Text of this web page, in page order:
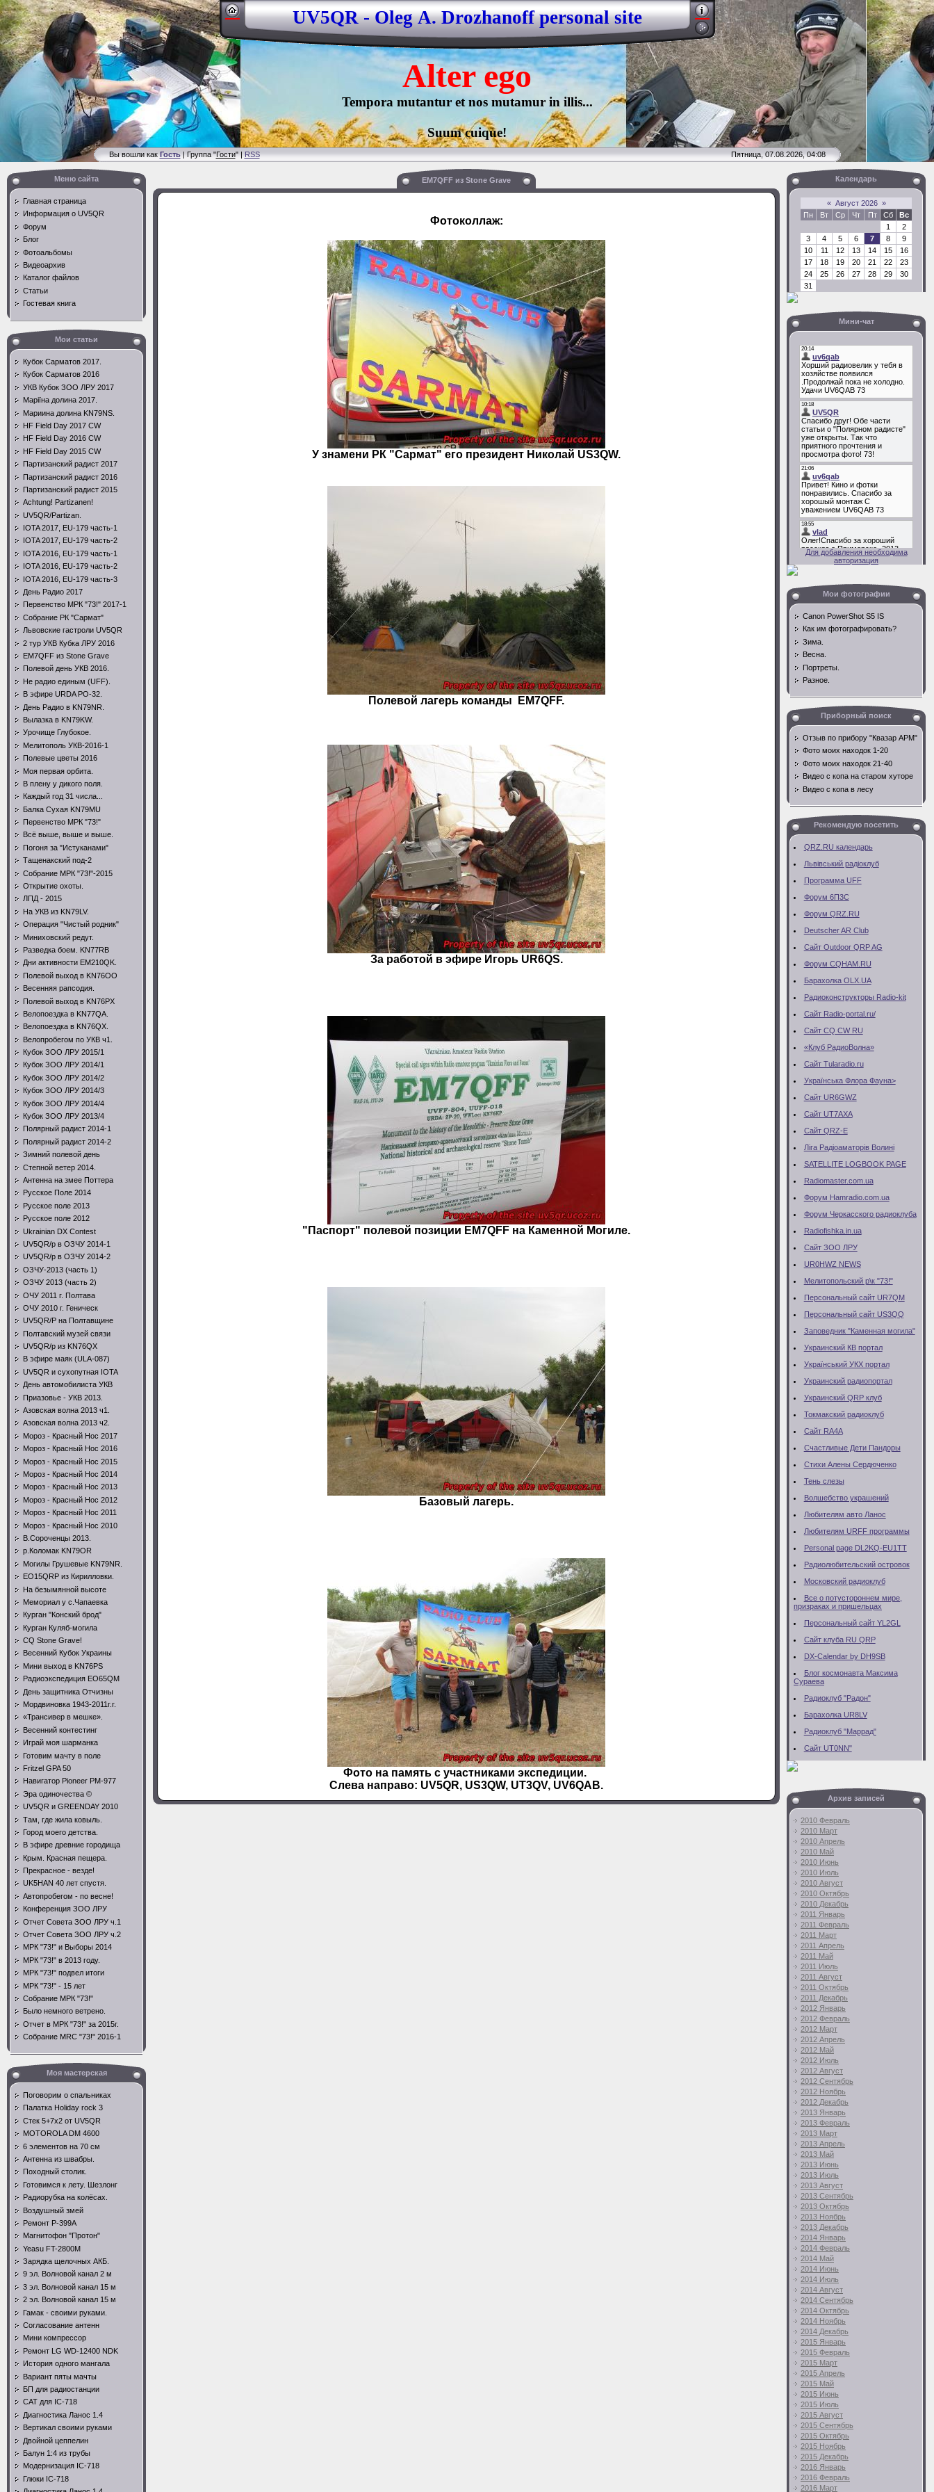
UV5QR - Oleg А. Drozhanoff personal site
Alter ego
Tempora mutantur et nos mutamur in illis...
Suum cuique!
Вы вошли какГость| Группа "Гости" |RSS Пятница, 07.08.2026, 04:08
Меню сайта
Главная страница
Информация о UV5QR
Форум
Блог
Фотоальбомы
Видеоархив
Каталог файлов
Статьи
Гостевая книга
Мои статьи
Кубок Сарматов 2017.
Кубок Сарматов 2016
УКВ Кубок ЗОО ЛРУ 2017
Маріїна долина 2017.
Мариина долина KN79NS.
HF Field Day 2017 CW
HF Field Day 2016 CW
HF Field Day 2015 CW
Партизанский радист 2017
Партизанский радист 2016
Партизанский радист 2015
Achtung! Partizanen!
UV5QR/Partizan.
IOTA 2017, EU-179 часть-1
IOTA 2017, EU-179 часть-2
IOTA 2016, EU-179 часть-1
IOTA 2016, EU-179 часть-2
IOTA 2016, EU-179 часть-3
День Радио 2017
Первенство МРК "73!" 2017-1
Собрание РК "Сармат"
Львовские гастроли UV5QR
2 тур УКВ Кубка ЛРУ 2016
EM7QFF из Stone Grave
Полевой день УКВ 2016.
Не радио единым (UFF).
В эфире URDA PO-32.
День Радио в KN79NR.
Вылазка в KN79KW.
Урочище Глубокое.
Мелитополь УКВ-2016-1
Полевые цветы 2016
Моя первая орбита.
В плену у дикого поля.
Каждый год 31 числа...
Балка Сухая KN79MU
Первенство МРК "73!"
Всё выше, выше и выше.
Погоня за "Истуканами"
Тащенакский под-2
Собрание МРК "73!"-2015
Открытие охоты.
ЛПД - 2015
На УКВ из KN79LV.
Операция "Чистый родник"
Миниховский редут.
Разведка боем. KN77RB
Дни активности EM210QK.
Полевой выход в KN76OO
Весенняя рапсодия.
Полевой выход в KN76PX
Велопоездка в KN77QA.
Велопоездка в KN76QX.
Велопробегом по УКВ ч1.
Кубок ЗОО ЛРУ 2015/1
Кубок ЗОО ЛРУ 2014/1
Кубок ЗОО ЛРУ 2014/2
Кубок ЗОО ЛРУ 2014/3
Кубок ЗОО ЛРУ 2014/4
Кубок ЗОО ЛРУ 2013/4
Полярный радист 2014-1
Полярный радист 2014-2
Зимний полевой день
Степной ветер 2014.
Антенна на змее Поттера
Русское Поле 2014
Русское поле 2013
Русское поле 2012
Ukrainian DX Contest
UV5QR/p в ОЗЧУ 2014-1
UV5QR/p в ОЗЧУ 2014-2
ОЗЧУ-2013 (часть 1)
ОЗЧУ 2013 (часть 2)
ОЧУ 2011 г. Полтава
ОЧУ 2010 г. Геническ
UV5QR/P на Полтавщине
Полтавский музей связи
UV5QR/p из KN76QX
В эфире маяк (ULA-087)
UV5QR и сухопутная IOTA
День автомобилиста УКВ
Приазовье - УКВ 2013.
Азовская волна 2013 ч1.
Азовская волна 2013 ч2.
Мороз - Красный Нос 2017
Мороз - Красный Нос 2016
Мороз - Красный Нос 2015
Мороз - Красный Нос 2014
Мороз - Красный Нос 2013
Мороз - Красный Нос 2012
Мороз - Красный Нос 2011
Мороз - Красный Нос 2010
В.Сороченцы 2013.
р.Коломак KN79OR
Могилы Грушевые KN79NR.
EO15QRP из Кирилловки.
На безымянной высоте
Мемориал у с.Чапаевка
Курган "Конский брод"
Курган Куляб-могила
CQ Stone Grave!
Весенний Кубок Украины
Мини выход в KN76PS
Радиоэкспедиция EO65QM
День защитника Отчизны
Мордвиновка 1943-2011г.г.
«Трансивер в мешке».
Весенний контестинг
Играй моя шарманка
Готовим мачту в поле
Fritzel GPA 50
Навигатор Pioneer PM-977
Эра одиночества ©
UV5QR и GREENDAY 2010
Там, где жила ковыль.
Город моего детства.
В эфире древние городища
Крым. Красная пещера.
Прекрасное - везде!
UK5HAN 40 лет спустя.
Автопробегом - по весне!
Конференция ЗОО ЛРУ
Отчет Совета ЗОО ЛРУ ч.1
Отчет Совета ЗОО ЛРУ ч.2
МРК "73!" и Выборы 2014
МРК "73!" в 2013 году.
МРК "73!" подвел итоги
МРК "73!" - 15 лет
Собрание МРК "73!"
Было немного ветрено.
Отчет в МРК "73!" за 2015г.
Собрание MRC "73!" 2016-1
Моя мастерская
Поговорим о спальниках
Палатка Holiday rock 3
Стек 5+7х2 от UV5QR
MOTOROLA DM 4600
6 элементов на 70 см
Антенна из швабры.
Походный столик.
Готовимся к лету. Шезлонг
Радиорубка на колёсах.
Воздушный змей
Ремонт Р-399А
Магнитофон "Протон"
Yeasu FT-2800M
Зарядка щелочных АКБ.
9 эл. Волновой канал 2 м
3 эл. Волновой канал 15 м
2 эл. Волновой канал 15 м
Гамак - своими руками.
Согласование антенн
Мини компрессор
Ремонт LG WD-12400 NDK
История одного мангала
Вариант пяты мачты
БП для радиостанции
CAT для IC-718
Диагностика Ланос 1.4
Вертикал своими руками
Двойной цеппелин
Балун 1:4 из трубы
Модернизация IC-718
Глюки IC-718
EM7QFF из Stone Grave
Фотоколлаж:
У знамени РК "Сармат" его президент Николай US3QW.
Полевой лагерь команды EM7QFF.
За работой в эфире Игорь UR6QS.
"Паспорт" полевой позиции EM7QFF на Каменной Могиле.
Базовый лагерь.
Фото на память с участниками экспедиции.
Слева направо: UV5QR, US3QW, UT3QV, UV6QAB.
Календарь
« Август 2026 »
Пн
Вт Ср Чт Пт Сб
Вс
1
2
3
4 5 6 7 8
9
10
11 12 13 14 15
16
17
18 19 20 21 22
23
24
25 26 27 28 29
30
31
Мини-чат
Для добавления необходима
авторизация
Мои фотографии
Canon PowerShot S5 IS
Как им фотографировать?
Зима.
Весна.
Портреты.
Разное.
Приборный поиск
Отзыв по прибору "Квазар АРМ"
Фото моих находок 1-20
Фото моих находок 21-40
Видео с копа на старом хуторе
Видео с копа в лесу
Рекомендую посетить
QRZ.RU календарь
Львівський радiоклуб
Программа UFF
Форум 6П3С
Форум QRZ.RU
Deutscher AR Club
Сайт Outdoor QRP AG
Форум CQHAM.RU
Барахолка OLX.UA
Радиоконструкторы Radio-kit
Сайт Radio-portal.ru/
Сайт CQ CW RU
«Клуб РадиоВолна»
Сайт Тularadio.ru
Українська Флора Фауна>
Сайт UR6GWZ
Сайт UT7AXA
Сайт QRZ-E
Ліга Радіоаматорів Волині
SATELLITE LOGBOOK PAGE
Radiomaster.com.ua
Форум Hamradio.com.ua
Форум Черкасского радиоклуба
Radiofishka.in.ua
Сайт ЗОО ЛРУ
UR0HWZ NEWS
Мелитопольский р\к "73!"
Персональный сайт UR7QM
Персональный сайт US3QQ
Заповедник "Каменная могила"
Украинский КВ портал
Український УКХ портал
Украинский радиопортал
Украинский QRP клуб
Токмакский радиоклуб
Сайт RA4A
Счастливые Дети Пандоры
Стихи Алены Сердюченко
Тень слезы
Волшебство украшений
Любителям авто Ланос
Любителям URFF программы
Personal page DL2KQ-EU1TT
Радиолюбительский островок
Московский радиоклуб
Все о потустороннем мире,
призраках и пришельцах
Персональный сайт YL2GL
Сайт клуба RU QRP
DX-Calendar by DH9SB
Блог космонавта Максима
Сураева
Радиоклуб "Радон"
Барахолка UR8LV
Радиоклуб "Маррад"
Сайт UT0NN"
Архив записей
2010 Февраль
2010 Март
2010 Апрель
2010 Май
2010 Июнь
2010 Июль
2010 Август
2010 Октябрь
2010 Декабрь
2011 Январь
2011 Февраль
2011 Март
2011 Апрель
2011 Май
2011 Июль
2011 Август
2011 Октябрь
2011 Декабрь
2012 Январь
2012 Февраль
2012 Март
2012 Апрель
2012 Май
2012 Июль
2012 Август
2012 Сентябрь
2012 Ноябрь
2012 Декабрь
2013 Январь
2013 Февраль
2013 Март
2013 Апрель
2013 Май
2013 Июнь
2013 Июль
2013 Август
2013 Сентябрь
2013 Октябрь
2013 Ноябрь
2013 Декабрь
2014 Январь
2014 Февраль
2014 Май
2014 Июнь
2014 Июль
2014 Август
2014 Сентябрь
2014 Октябрь
2014 Ноябрь
2014 Декабрь
2015 Январь
2015 Февраль
2015 Март
2015 Апрель
2015 Май
2015 Июнь
2015 Июль
2015 Август
2015 Сентябрь
2015 Октябрь
2015 Ноябрь
2015 Декабрь
2016 Январь
2016 Февраль
2016 Март